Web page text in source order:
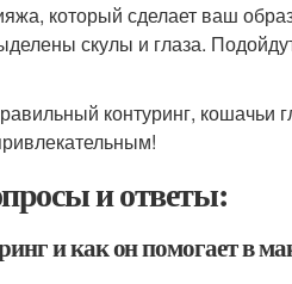
который сделает ваш
скулы и глаза.
контуринг,
и ответы:
и как он помогает в